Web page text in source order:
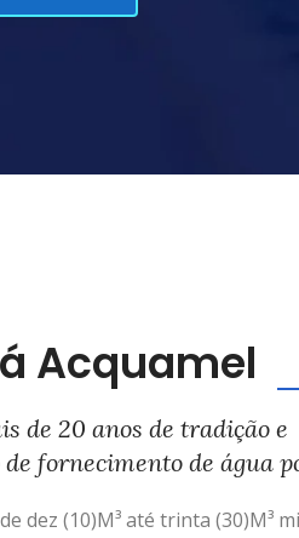
Acquamel
de 20 anos de tradição e
fornecimento de água
dez (10)M³ até trinta (30)M³